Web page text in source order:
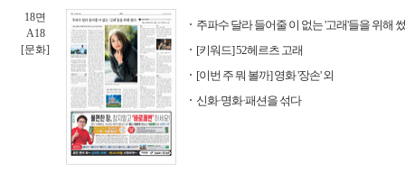
18면
A18
[문화]
주파수 달라 들어줄 이 없는 '고래'들을 위해
[키워드] 52헤르츠 고래
[이번 주 뭐 볼까] 영화 '장손' 외
신화·명화·패션을 섞다